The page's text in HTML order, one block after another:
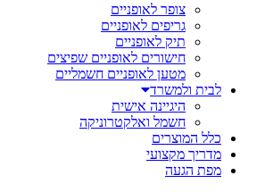
צופר לאופניים
גריפים לאופניים
תיק לאופניים
חישורים לאופניים שפיצים
מטען לאופניים חשמליים
לבית ולמשרד
היגיינה אישית
חשמל ואלקטרוניקה
כלל המוצרים
מדריך מקצועי
מפת הגעה